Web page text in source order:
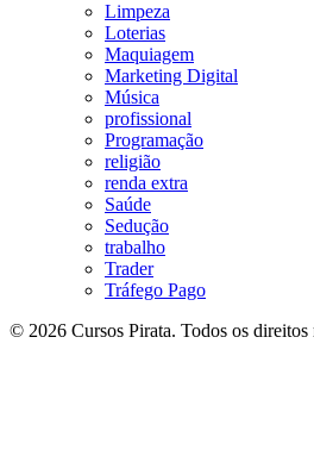
Limpeza
Loterias
Maquiagem
Marketing Digital
Música
profissional
Programação
religião
renda extra
Saúde
Sedução
trabalho
Trader
Tráfego Pago
© 2026 Cursos Pirata. Todos os direitos